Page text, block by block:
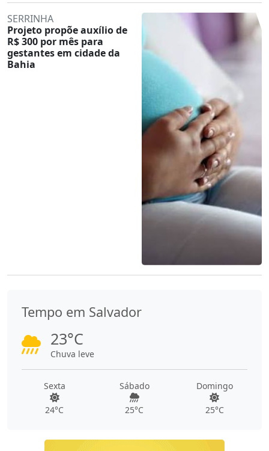
SERRINHA
Projeto propõe auxílio de
R$ 300 por mês para
gestantes em cidade da
Bahia
Tempo em Salvador
23°C
Chuva leve
Sexta
24°C
Sábado
25°C
Domingo
25°C